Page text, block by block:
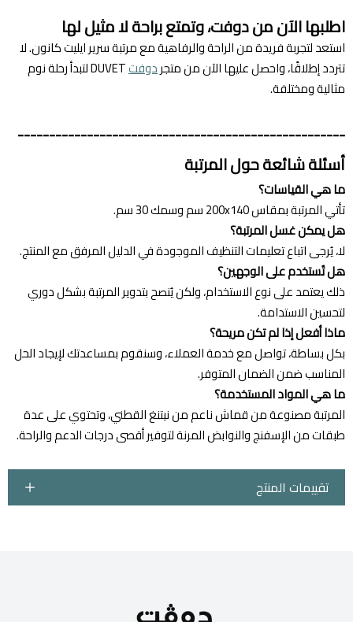
اطلبها الآن من دوفت، وتمتع براحة لا مثيل لها
استعد لتجربة فريدة من الراحة والرفاهية مع مرتبة سرير ايليت كانون. لا
تتردد إطلاقًا، واحصل عليها الآن من متجردوفت
DUVET لتبدأ رحلة نوم
مثالية ومختلفة.
----------------------------------------------------
أسئلة شائعة حول المرتبة
ما هي القياسات؟
تأتي المرتبة بمقاس 200x140 سم وسمك 30 سم.
هل يمكن غسل المرتبة؟
لا، يُرجى اتباع تعليمات التنظيف الموجودة في الدليل المرفق مع المنتج.
هل تُستخدم على الوجهين؟
ذلك يعتمد على نوع الاستخدام، ولكن يُنصح بتدوير المرتبة بشكل دوري
لتحسين الاستدامة.
ماذا أفعل إذا لم تكن مريحة؟
بكل بساطة، تواصل مع خدمة العملاء، وسنقوم بمساعدتك لإيجاد الحل
المناسب ضمن الضمان المتوفر.
ما هي المواد المستخدمة؟
المرتبة مصنوعة من قماش ناعم من نيتنغ القطني، وتحتوي على عدة
طبقات من الإسفنج والنوابض المرنة لتوفير أقصى درجات الدعم والراحة.
تقييمات المنتج